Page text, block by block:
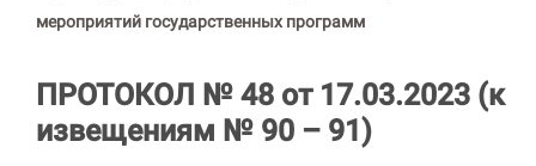
мероприятий государственных программ
ПРОТОКОЛ № 48 от 17.03.2023 (к
извещениям № 90 – 91)